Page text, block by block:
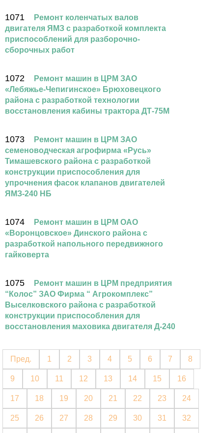
1071
Ремонт коленчатых валов
двигателя ЯМЗ с разработкой комплекта
приспособлений для разборочно-
сборочных работ
1072
Ремонт машин в ЦРМ ЗАО
«Лебяжье-Чепигинское» Брюховецкого
района с разработкой технологии
восстановления кабины трактора ДТ-75М
1073
Ремонт машин в ЦРМ ЗАО
семеноводческая агрофирма «Русь»
Тимашевского района с разработкой
конструкции приспособления для
упрочнения фасок клапанов двигателей
ЯМЗ-240 НБ
1074
Ремонт машин в ЦРМ ОАО
«Воронцовское» Динского района с
разработкой напольного передвижного
гайковерта
1075
Ремонт машин в ЦРМ предприятия
“Колос” ЗАО Фирма “ Агрокомплекс”
Выселковского района с разработкой
конструкции приспособления для
восстановления маховика двигателя Д-240
Пред. 1 2 3 4 5 6 7 8
9 10 11 12 13 14 15 16
17 18 19 20 21 22 23 24
25 26 27 28 29 30 31 32